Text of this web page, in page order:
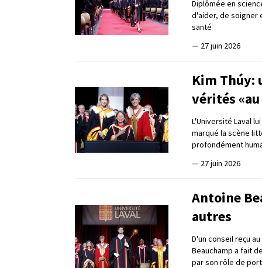
Diplômée en
d'aider, de soigner
santé
— 27 juin 2026
Kim Thúy:
vérités
L'Université Laval
marqué la scène
profondément
— 27 juin 2026
Antoine
autres
D'un conseil reçu
Beauchamp a fait
par son rôle de